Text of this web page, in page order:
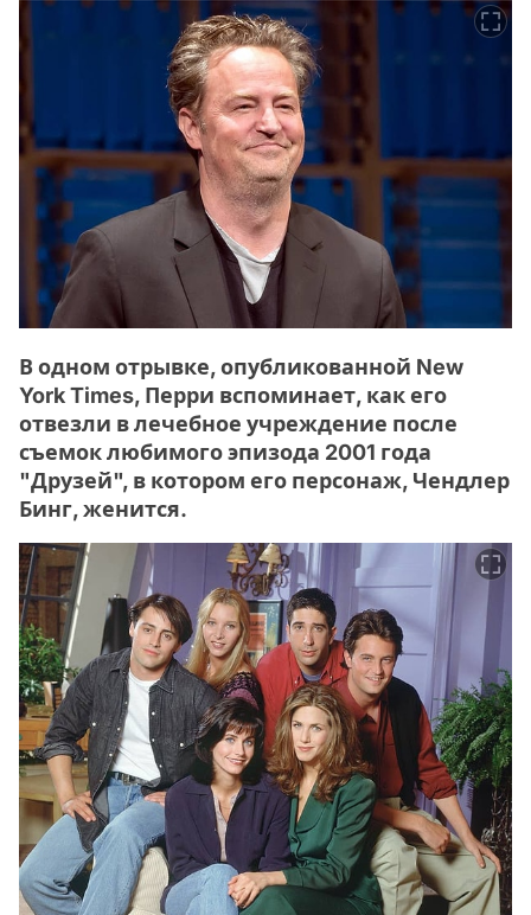
В одном отрывке, опубликованной New
York Times, Перри вспоминает, как его
отвезли в лечебное учреждение после
съемок любимого эпизода 2001 года
"Друзей", в котором его персонаж, Чендлер
Бинг, женится.